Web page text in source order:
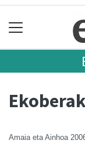
Amaia eta Ainhoa